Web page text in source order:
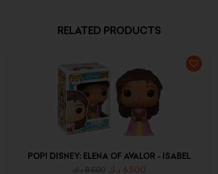
RELATED PRODUCTS
POP! DISNEY: ELENA OF AVALOR - ISABEL
8.500 د.ك 6.500 د.ك